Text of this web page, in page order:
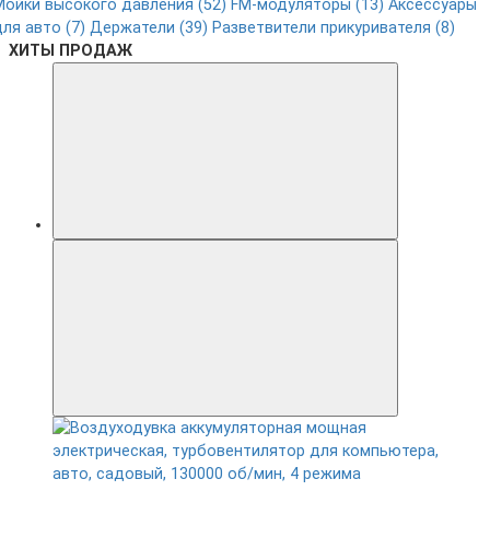
высокого давления (52) FM-модуляторы (13) Аксессуары
авто (7) Держатели (39) Разветвители прикуривателя (8)
ХИТЫ ПРОДАЖ